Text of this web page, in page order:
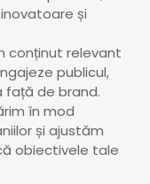
și
conținut relevant
publicul,
față de brand.
în mod
și ajustăm
obiectivele tale